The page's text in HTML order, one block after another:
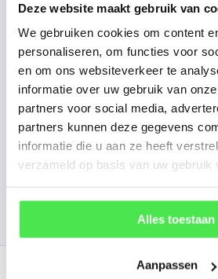
Deze website maakt gebruik van
We gebruiken cookies om content
personaliseren, om functies voor
en om ons websiteverkeer te
informatie over uw gebruik van
partners voor social media,
partners kunnen deze gegevens
informatie die u aan ze heeft
verzameld op basis van uw gebruik
Alles toestaan
Aanpassen
vorm. Wilt u weten
boom er ongeveer
kunnen u een foto
06 45 601 508 (tijdelijk
156 customers give us a 4.7/
Recent bekeken